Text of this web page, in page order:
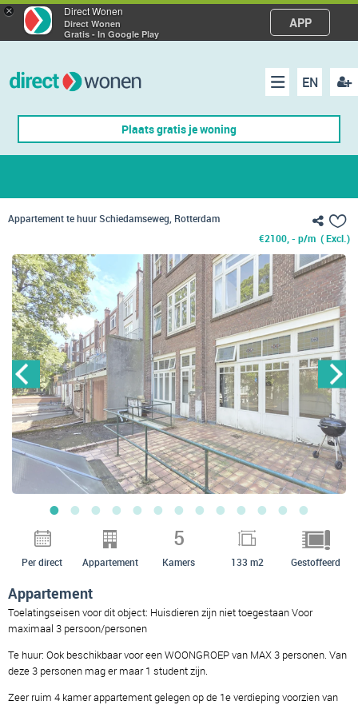
× Direct Wonen
Direct Wonen
Gratis - In Google Play
APP
EN
Menu
Plaats gratis je woning
Appartement te huur Schiedamseweg, Rotterdam
€2100, - p/m ( Excl.)
Per direct Appartement
5
Kamers 133 m2 Gestoffeerd
Appartement
Toelatingseisen voor dit object: Huisdieren zijn niet toegestaan Voor
maximaal 3 persoon/personen
Te huur: Ook beschikbaar voor een WOONGROEP van MAX 3 personen. Van
deze 3 personen mag er maar 1 student zijn.
Zeer ruim 4 kamer appartement gelegen op de 1e verdieping voorzien van